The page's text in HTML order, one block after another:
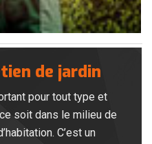
de jardin
pour tout type et
soit dans le milieu de
C’est un